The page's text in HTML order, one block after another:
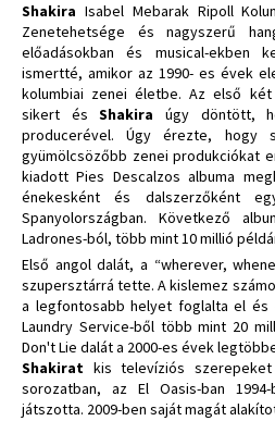
Shakira Isabel Mebarak Ripoll
Zenetehetsége és nagyszerű
előadásokban és musical-ekben
ismertté, amikor az 1990- es évek
kolumbiai zenei életbe. Az első
sikert ésShakira úgy döntött,
producerével. Úgy érezte, hogy
gyümölcsözőbb zenei produkciókat
kiadott Pies Descalzos albuma
énekesként és dalszerzőként
Spanyolországban. Következő
Ladrones-ból, több mint 10 millió
Első angol dalát, a “wherever,
szupersztárrá tette. A kislemez
a legfontosabb helyet foglalta el és
Laundry Service-ből több mint 20
Don't Lie dalát a 2000-es évek
Shakirat kis televíziós
sorozatban, az El Oasis-ban
játszotta. 2009-ben saját magát